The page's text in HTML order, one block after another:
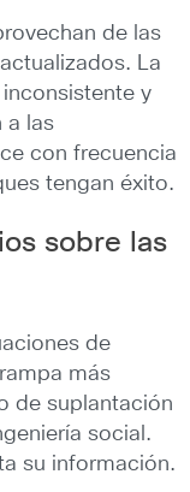
de las
La
y
a las
con frecuencia
tengan éxito.
sobre las
de
más
de suplantación
social.
su información.